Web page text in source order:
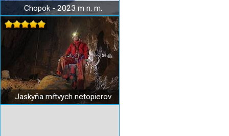
Chopok - 2023 m n. m.
Jaskyňa mŕtvych netopierov